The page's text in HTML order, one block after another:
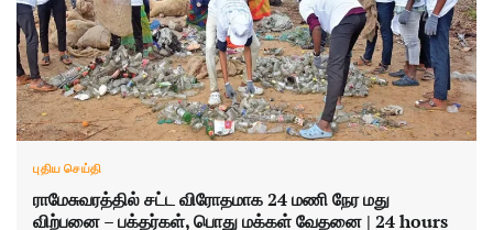
புதிய செய்தி
ராமேசுவரத்தில் சட்ட விரோதமாக 24 மணி நேர மது
விற்பனை – பக்தர்கள், பொது மக்கள் வேதனை | 24 hours